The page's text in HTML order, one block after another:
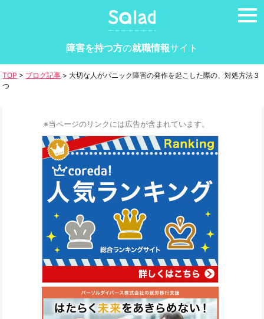
障害を持つ方の就職情報サイト
TOP > ブログ記事 >大切な人がパニック障害の発作を起こした際の、対処方法３
つ
※当ページのリンクには広告が含まれています。